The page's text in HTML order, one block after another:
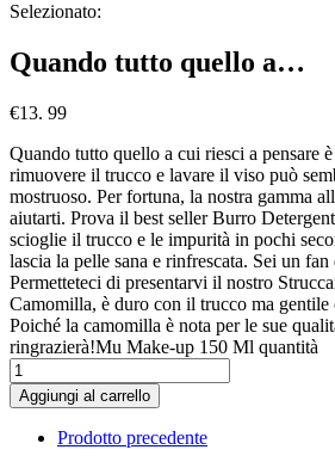
Selezionato:
Quando tutto quello a…
€13. 99
Quando tutto quello a cui riesci a pensare
rimuovere il trucco e lavare il viso può
mostruoso. Per fortuna, la nostra gamma
aiutarti. Prova il best seller Burro
scioglie il trucco e le impurità in pochi
lascia la pelle sana e rinfrescata. Sei un
Permetteteci di presentarvi il nostro
Camomilla, è duro con il trucco ma gentile
Poiché la camomilla è nota per le sue
ringrazierà!Mu Make-up 150 Ml quantità
Aggiungi al carrello
Prodotto precedente